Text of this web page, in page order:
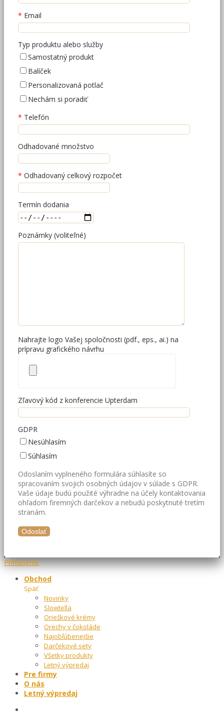
Email
Typ produktu alebo služby
Samostatný produkt
Balíček
Personalizovaná potlač
Nechám si poradiť
Telefón
Odhadované množstvo
Odhadovaný celkový rozpočet
Termín dodania
Poznámky (voliteľné)
Nahrajte logo Vašej spoločnosti (pdf., eps., ai.) na
prípravu grafického návrhu
Zľavový kód z konferencie Upterdam
GDPR
Nesúhlasím
Súhlasím
Odoslaním vyplneného formulára súhlasíte so
spracovaním svojich osobných údajov v súlade s GDPR.
Vaše údaje budú použité výhradne na účely kontaktovania
ohľadom firemných darčekov a nebudú poskytnuté tretím
stranám.
Prihlásenie
Obchod
Späť
Novinky
Slowtella
Orieškové krémy
Orechy v čokoláde
Najobľúbenejšie
Darčekové sety
Všetky produkty
Letný výpredaj
Pre firmy
O nás
Letný výpredaj